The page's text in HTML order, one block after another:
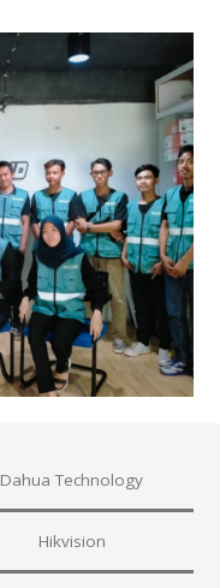
Dahua Technology
Hikvision